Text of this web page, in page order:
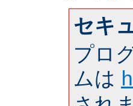
セキ
プロ
ムは